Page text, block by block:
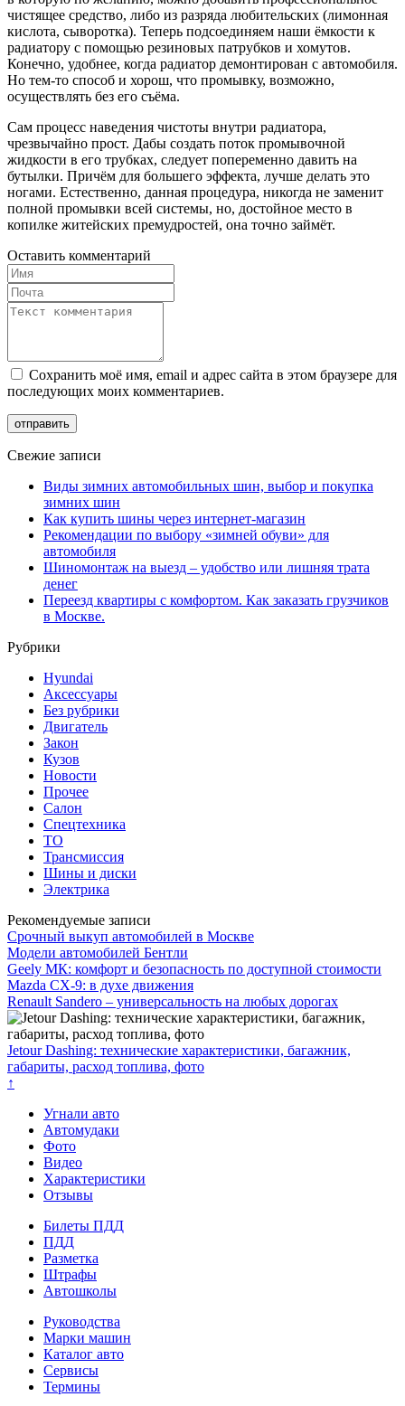
чистящее средство, либо из разряда любительских (лимонная
кислота, сыворотка). Теперь подсоединяем наши ёмкости к
радиатору с помощью резиновых патрубков и хомутов.
Конечно, удобнее, когда радиатор демонтирован с автомобиля.
Но тем-то способ и хорош, что промывку, возможно,
осуществлять без его съёма.
Сам процесс наведения чистоты внутри радиатора,
чрезвычайно прост. Дабы создать поток промывочной
жидкости в его трубках, следует попеременно давить на
бутылки. Причём для большего эффекта, лучше делать это
ногами. Естественно, данная процедура, никогда не заменит
полной промывки всей системы, но, достойное место в
копилке житейских премудростей, она точно займёт.
Оставить комментарий
Сохранить моё имя, email и адрес сайта в этом браузере для
последующих моих комментариев.
Свежие записи
Виды зимних автомобильных шин, выбор и покупка
зимних шин
Как купить шины через интернет-магазин
Рекомендации по выбору «зимней обуви» для
автомобиля
Шиномонтаж на выезд – удобство или лишняя трата
денег
Переезд квартиры с комфортом. Как заказать грузчиков
в Москве.
Рубрики
Hyundai
Аксессуары
Без рубрики
Двигатель
Закон
Кузов
Новости
Прочее
Салон
Спецтехника
ТО
Трансмиссия
Шины и диски
Электрика
Рекомендуемые записи
Срочный выкуп автомобилей в Москве
Модели автомобилей Бентли
Geely МК: комфорт и безопасность по доступной стоимости
Mazda CX-9: в духе движения
Renault Sandero – универсальность на любых дорогах
Jetour Dashing: технические характеристики, багажник,
габариты, расход топлива, фото
↑
Угнали авто
Автомудаки
Фото
Видео
Характеристики
Отзывы
Билеты ПДД
ПДД
Разметка
Штрафы
Автошколы
Руководства
Марки машин
Каталог авто
Сервисы
Термины